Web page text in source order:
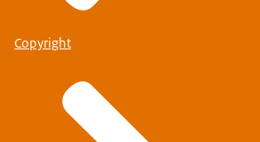
Copyright